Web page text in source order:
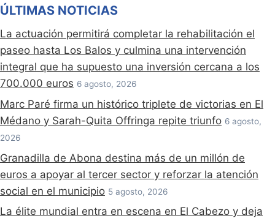
ÚLTIMAS NOTICIAS
La actuación permitirá completar la rehabilitación el
paseo hasta Los Balos y culmina una intervención
integral que ha supuesto una inversión cercana a los
700.000 euros 6 agosto, 2026
Marc Paré firma un histórico triplete de victorias en El
Médano y Sarah-Quita Offringa repite triunfo 6 agosto,
2026
Granadilla de Abona destina más de un millón de
euros a apoyar al tercer sector y reforzar la atención
social en el municipio 5 agosto, 2026
La élite mundial entra en escena en El Cabezo y deja